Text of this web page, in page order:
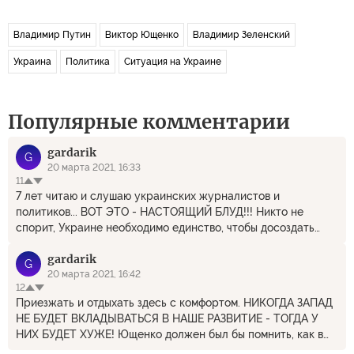
Владимир Путин Виктор Ющенко Владимир Зеленский
Украина Политика Ситуация на Украине
Популярные комментарии
G gardarik
20 марта 2021, 16:33
11
7 лет читаю и слушаю украинских журналистов и
политиков... ВОТ ЭТО - НАСТОЯЩИЙ БЛУД!!! Никто не
спорит, Украине необходимо единство, чтобы досоздать
выливается в хор советников, то снова наверху всем виден
гигантский разрыв между задачей и её пониманием: они все
во вражде с Россией видят единственное лекарство от бед.
Мы, живущие в Латвии, видели, видим, что Западу мы не
нужны кроме как рабочих рук в 2-3 раза более дешевых,
чем их труд, как рынок сбыта и как обслуга местной
G gardarik
20 марта 2021, 16:42
12
Приезжать и отдыхать здесь с комфортом. НИКОГДА ЗАПАД
НЕ БУДЕТ ВКЛАДЫВАТЬСЯ В НАШЕ РАЗВИТИЕ - ТОГДА У
НИХ БУДЕТ ХУЖЕ! Ющенко должен был бы помнить, как в